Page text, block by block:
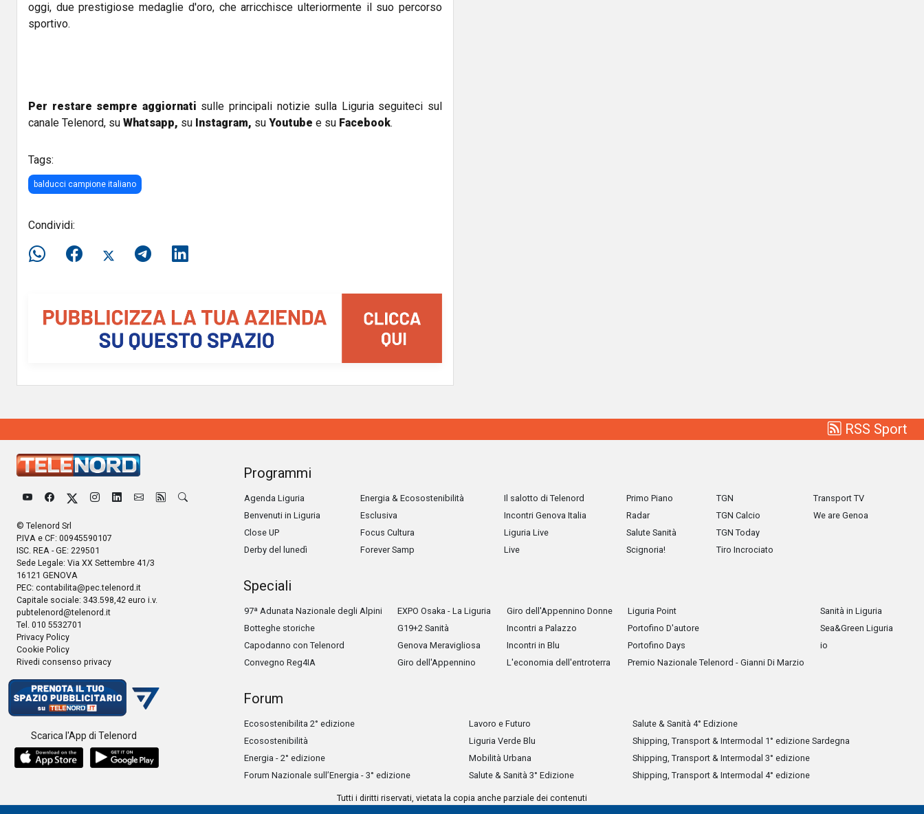
oggi, due prestigiose medaglie d'oro, che arricchisce ulteriormente il suo percorso
sportivo.
Per restare sempre aggiornati sulle principali notizie sulla Liguria seguiteci sul
canale Telenord, su Whatsapp, su Instagram, su Youtube e su Facebook.
Tags:
balducci campione italiano
Condividi:
RSS Sport
© Telenord Srl
P.IVA e CF: 00945590107
ISC. REA - GE: 229501
Sede Legale: Via XX Settembre 41/3
16121 GENOVA
PEC: contabilita@pec.telenord.it
Capitale sociale: 343.598,42 euro i.v.
pubtelenord@telenord.it
Tel. 010 5532701
Privacy Policy
Cookie Policy
Rivedi consenso privacy
Scarica l'App di Telenord
Programmi
Agenda Liguria
Benvenuti in Liguria
Close UP
Derby del lunedì
Energia & Ecosostenibilità
Esclusiva
Focus Cultura
Forever Samp
Il salotto di Telenord
Incontri Genova Italia
Liguria Live
Live
Primo Piano
Radar
Salute Sanità
Scignoria!
TGN
TGN Calcio
TGN Today
Tiro Incrociato
Transport TV
We are Genoa
Speciali
97ª Adunata Nazionale degli Alpini
Botteghe storiche
Capodanno con Telenord
Convegno Reg4IA
EXPO Osaka - La Liguria
G19+2 Sanità
Genova Meravigliosa
Giro dell'Appennino
Giro dell'Appennino Donne
Incontri a Palazzo
Incontri in Blu
L'economia dell'entroterra
Liguria Point
Portofino D'autore
Portofino Days
Premio Nazionale Telenord - Gianni Di Marzio
Sanità in Liguria
Sea&Green Liguria
io
Forum
Ecosostenibilita 2° edizione
Ecosostenibilità
Energia - 2° edizione
Forum Nazionale sull’Energia - 3° edizione
Lavoro e Futuro
Liguria Verde Blu
Mobilità Urbana
Salute & Sanità 3° Edizione
Salute & Sanità 4° Edizione
Shipping, Transport & Intermodal 1° edizione Sardegna
Shipping, Transport & Intermodal 3° edizione
Shipping, Transport & Intermodal 4° edizione
Tutti i diritti riservati, vietata la copia anche parziale dei contenuti